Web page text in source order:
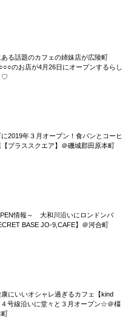
る話題のカフェの姉妹店が広陵町
のお店が4月26日にオープンするらし
♡
2019年３月オープン！食パンとコーヒ
【プラススクエア】＠磯城郡田原本町
情報～ 大和川沿いにロンドンバ
BASE JO-9,CAFE】＠河合町
にいいオシャレ過ぎるカフェ【kind
号線沿いに堂々と３月オープン☆＠橿
町